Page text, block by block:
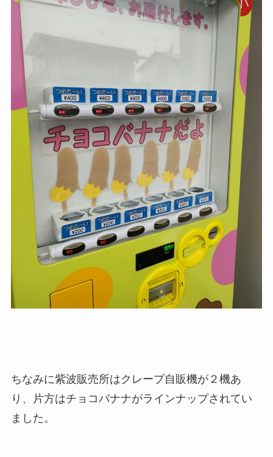
ちなみに紫波販売所はクレープ自販機が２機あ
り、片方はチョコバナナがラインナップされてい
ました。